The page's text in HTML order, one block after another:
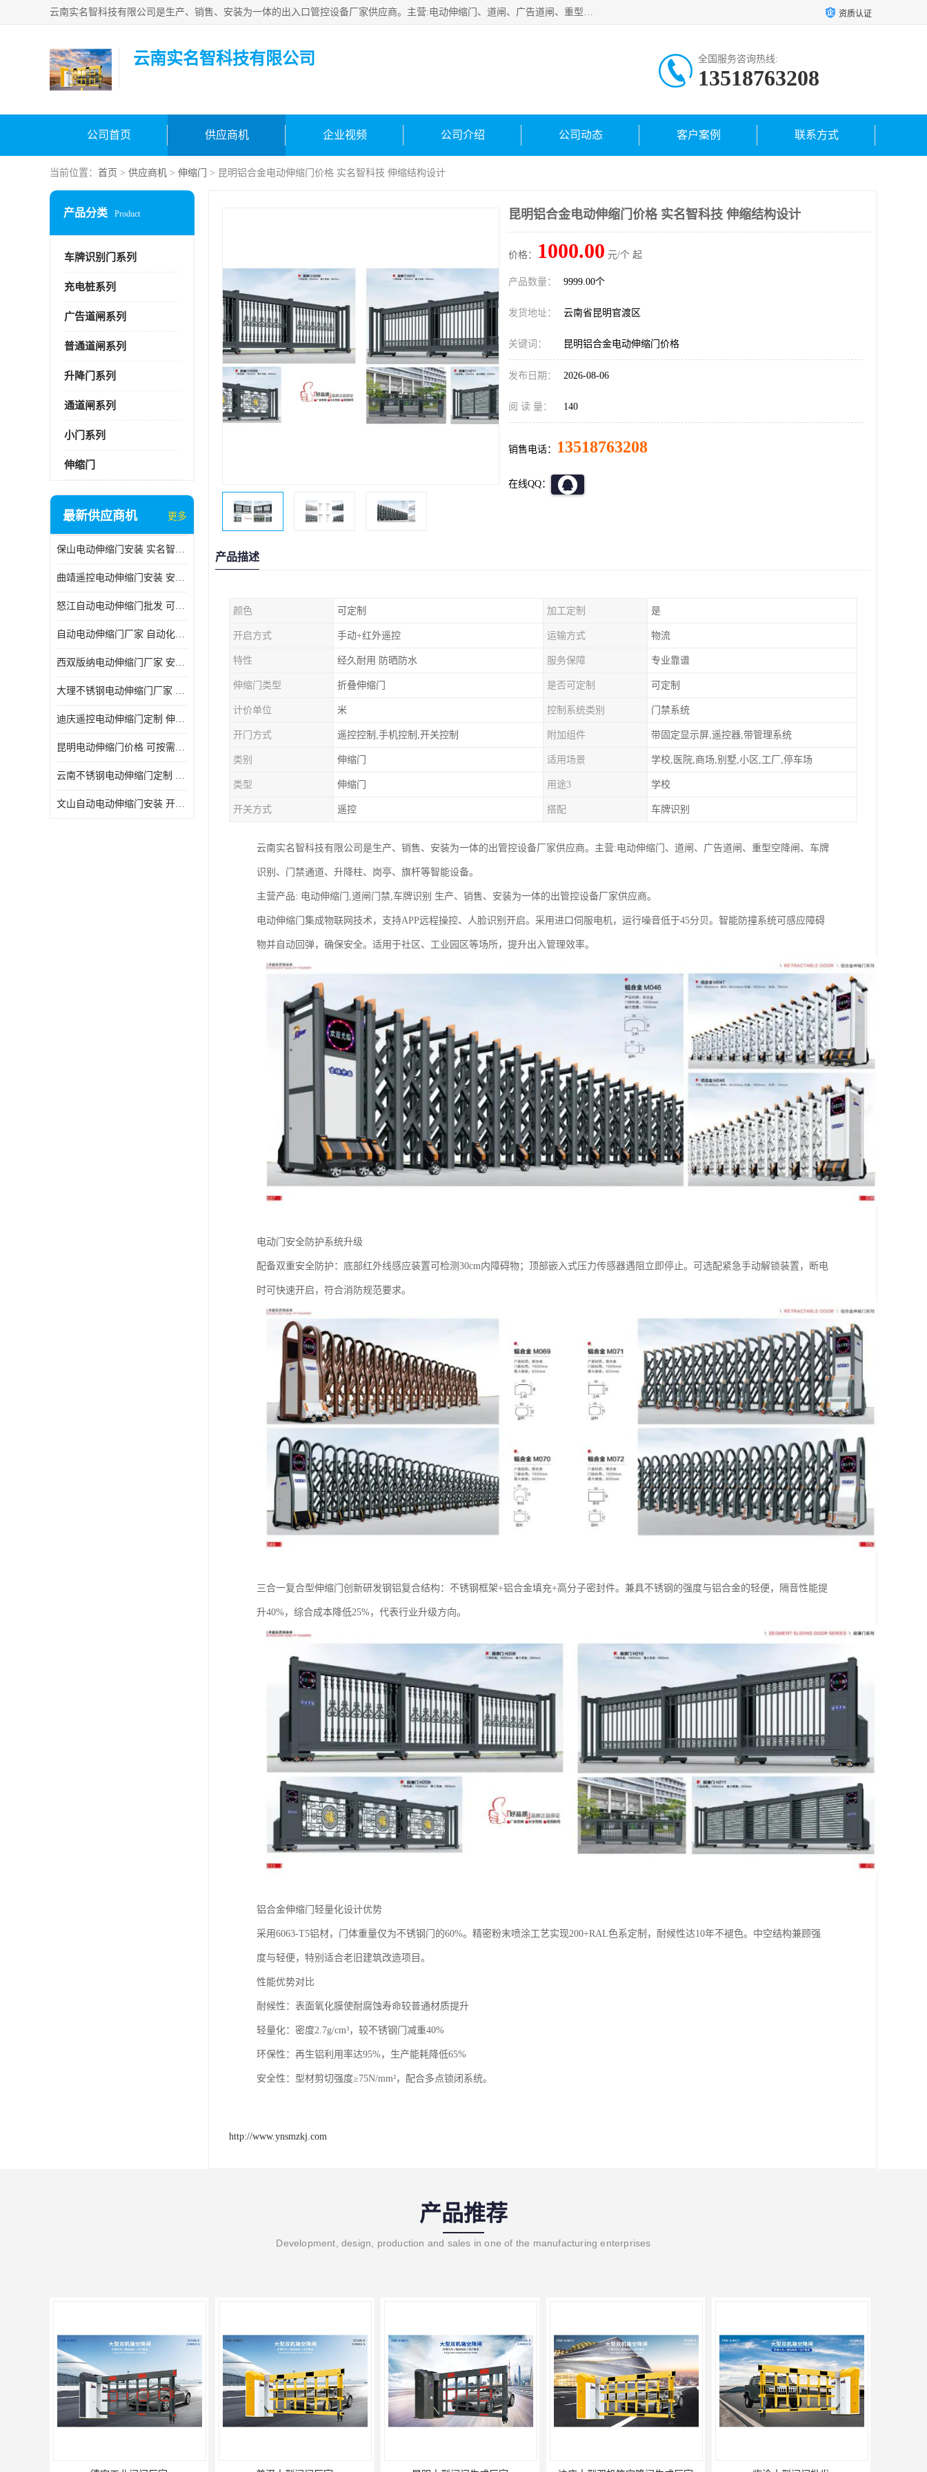
云南实名智科技有限公司是生产、销售、安装为一体的出入口管控设备厂家供应商。主营:电动伸缩门、道闸、广告道闸、重型空降闸、车牌识别、门禁通道、升降柱、岗亭、旗杆等智能设备。主营产品: 电动伸缩门,道闸门禁,车牌识别 生产、销售、安装为一体的出入口管控设备厂家源头供应商。 资质认证
云南实名智科技有限公司 全国服务咨询热线:
13518763208
公司首页 供应商机 企业视频 公司介绍 公司动态 客户案例 联系方式
当前位置： 首页 > 供应商机 > 伸缩门 > 昆明铝合金电动伸缩门价格 实名智科技 伸缩结构设计
产品分类 Product
车牌识别门系列
充电桩系列
广告道闸系列
普通道闸系列
升降门系列
通道闸系列
小门系列
伸缩门
最新供应商机 更多
保山电动伸缩门安装 实名智科技 安全性高
曲靖遥控电动伸缩门安装 安全性高
怒江自动电动伸缩门批发 可按需定制
自动电动伸缩门厂家 自动化操作
西双版纳电动伸缩门厂家 安全性高
大理不锈钢电动伸缩门厂家 适合狭窄通道
迪庆遥控电动伸缩门定制 伸缩结构设计
昆明电动伸缩门价格 可按需定制
云南不锈钢电动伸缩门定制 自动化操作
文山自动电动伸缩门安装 开启后占用空间小
昆明铝合金电动伸缩门价格 实名智科技 伸缩结构设计
价格： 1000.00 元/个 起
产品数量： 9999.00个
发货地址： 云南省昆明官渡区
关键词： 昆明铝合金电动伸缩门价格
发布日期： 2026-08-06
阅 读 量： 140
销售电话： 13518763208
在线QQ：
产品描述
颜色 可定制 加工定制 是
开启方式 手动+红外遥控 运输方式 物流
特性 经久耐用 防晒防水 服务保障 专业靠谱
伸缩门类型 折叠伸缩门 是否可定制 可定制
计价单位 米 控制系统类别 门禁系统
开门方式 遥控控制,手机控制,开关控制 附加组件 带固定显示屏,遥控器,带管理系统
类别 伸缩门 适用场景 学校,医院,商场,别墅,小区,工厂,停车场
类型 伸缩门 用途3 学校
开关方式 遥控 搭配 车牌识别
云南实名智科技有限公司是生产、销售、安装为一体的出管控设备厂家供应商。主营:电动伸缩门、道闸、广告道闸、重型空降闸、车牌
识别、门禁通道、升降柱、岗亭、旗杆等智能设备。
主营产品: 电动伸缩门,道闸门禁,车牌识别 生产、销售、安装为一体的出管控设备厂家供应商。
电动伸缩门集成物联网技术，支持APP远程操控、人脸识别开启。采用进口伺服电机，运行噪音低于45分贝。智能防撞系统可感应障碍
物并自动回弹，确保安全。适用于社区、工业园区等场所，提升出入管理效率。
电动门安全防护系统升级‌
配备双重安全防护：底部红外线感应装置可检测30cm内障碍物；顶部嵌入式压力传感器遇阻立即停止。可选配紧急手动解锁装置，断电
时可快速开启，符合消防规范要求。
‌三合一复合型伸缩门‌创新研发钢铝复合结构：不锈钢框架+铝合金填充+高分子密封件。兼具不锈钢的强度与铝合金的轻便，隔音性能提
升40%，综合成本降低25%，代表行业升级方向。
铝合金伸缩门轻量化设计优势‌
采用6063-T5铝材，门体重量仅为不锈钢门的60%。精密粉末喷涂工艺实现200+RAL色系定制，耐候性达10年不褪色。中空结构兼顾强
度与轻便，特别适合老旧建筑改造项目。
性能优势对比
‌耐候性‌：表面氧化膜使耐腐蚀寿命较普通材质提升
‌轻量化‌：密度2.7g/cm³，较不锈钢门减重40%
‌环保性‌：再生铝利用率达95%，生产能耗降低65%
‌安全性‌：型材剪切强度≥75N/mm²，配合多点锁闭系统。
http://www.ynsmzkj.com
产品推荐
Development, design, production and sales in one of the manufacturing enterprises